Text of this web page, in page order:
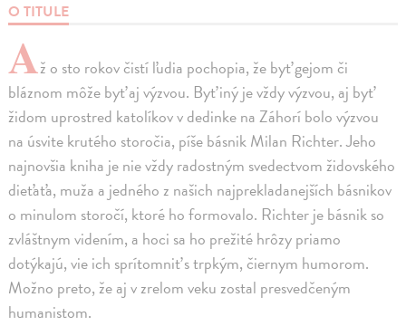
O TITULE
Až o sto rokov čistí ľudia pochopia, že byť gejom či
bláznom môže byť aj výzvou. Byť iný je vždy výzvou, aj byť
židom uprostred katolíkov v dedinke na Záhorí bolo výzvou
na úsvite krutého storočia, píše básnik Milan Richter. Jeho
najnovšia kniha je nie vždy radostným svedectvom židovského
dieťaťa, muža a jedného z našich najprekladanejších básnikov
o minulom storočí, ktoré ho formovalo. Richter je básnik so
zvláštnym videním, a hoci sa ho prežité hrôzy priamo
dotýkajú, vie ich sprítomniť s trpkým, čiernym humorom.
Možno preto, že aj v zrelom veku zostal presvedčeným
humanistom.